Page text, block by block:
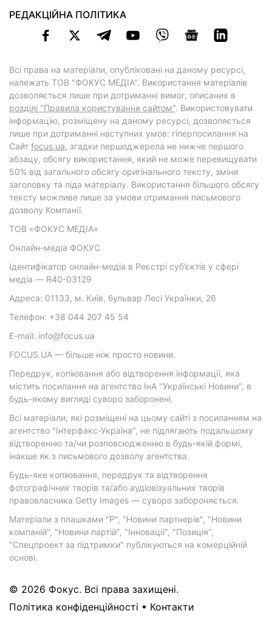
РЕДАКЦІЙНА ПОЛІТИКА
Всі права на матеріали, опубліковані на даному ресурсі,
належать ТОВ "ФОКУС МЕДІА". Використання матеріалів
дозволяється лише при дотриманні вимог, описаних в
розділі "Правила користування сайтом". Використовувати
інформацію, розміщену на даному ресурсі, дозволяється
лише при дотриманні наступних умов: гіперпосилання на
Cайт focus.ua, згадки першоджерела не нижче першого
абзацу, обсягу використання, який не може перевищувати
50% від загального обсягу оригінального тексту, зміни
заголовку та ліда матеріалу. Використання більшого обсягу
тексту можливе лише за умови отримання письмового
дозволу Компанії.
ТОВ «ФОКУС МЕДІА»
Онлайн-медіа ФОКУС
Ідентифікатор онлайн-медіа в Реєстрі суб’єктів у сфері
медіа — R40-03129
Адреса: 01133, м. Київ, бульвар Лесі Українки, 26
Телефон: +38 044 207 45 54
E-mail: info@focus.ua
FOCUS.UA — більше ніж просто новини.
Передрук, копіювання або відтворення інформації, яка
містить посилання на агентство ІнА "Українські Новини", в
будь-якому вигляді суворо заборонені.
Всі матеріали, які розміщені на цьому сайті з посиланням на
агентство "Інтерфакс-Україна", не підлягають подальшому
відтворенню та/чи розповсюдженню в будь-якій формі,
інакше як з письмового дозволу агентства.
Будь-яке копіювання, передрук та відтворення
фотографічних творів та/або аудіовізуальних творів
правовласника Getty Images — суворо забороняється.
Матеріали з плашками "Р", "Новини партнерів", "Новини
компаній", "Новини партій", "Інновації", "Позиція",
"Спецпроект за підтримки" публікуються на комерційній
основі.
© 2026 Фокус. Всі права захищені.
Політика конфіденційності • Контакти